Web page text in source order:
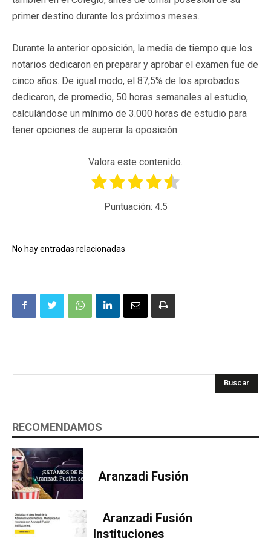
primer destino durante los próximos meses.
Durante la anterior oposición, la media de tiempo que los
notarios dedicaron en preparar y aprobar el examen fue de
cinco años. De igual modo, el 87,5% de los aprobados
dedicaron, de promedio, 50 horas semanales al estudio,
calculándose un mínimo de 3.000 horas de estudio para
tener opciones de superar la oposición.
Valora este contenido.
Puntuación: 4.5
No hay entradas relacionadas
Buscar
RECOMENDAMOS
Aranzadi Fusión
Aranzadi Fusión
Instituciones